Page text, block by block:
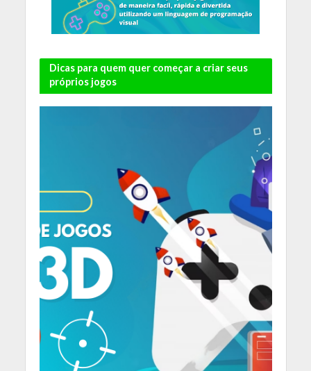
Dicas para quem quer começar a criar seus
próprios jogos